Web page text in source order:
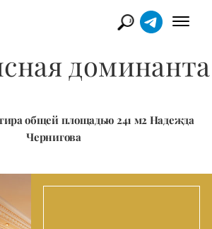
доминанта
общей площадью 241 м2 Надежда
Чернигова